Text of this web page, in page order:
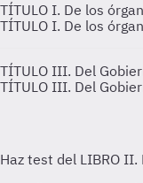
TÍTULO I. De los
TÍTULO I. De los
TÍTULO III. Del
TÍTULO III. Del